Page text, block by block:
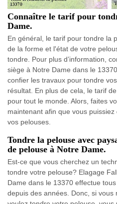
Connaître le tarif pour
Dame.
En général, le tarif pour tondre la
de la forme et l'état de votre
tondre. Pour plus d’information,
siège à Notre Dame dans le
confier les travaux pour tondre
résultat. En plus de cela, le tarif
pour tout le monde. Alors, faites
maintenant afin que vous
vos pelouses.
Tondre la pelouse avec
de pelouse à Notre Dame.
Est-ce que vous cherchez un
tondre votre pelouse? Elagage
Dame dans le 13370 effectue
depuis des années. Donc, si